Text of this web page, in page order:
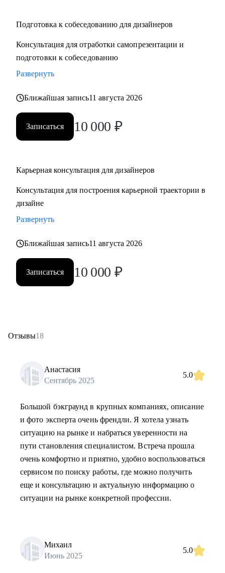
Подготовка к собеседованию для дизайнеров
Консультация для отработки самопрезентации и
подготовки к собеседованию
Развернуть
Ближайшая запись11 августа 2026
Записаться 10 000 ₽
Карьерная консультация для дизайнеров
Консультация для построения карьерной траектории в
дизайне
Развернуть
Ближайшая запись11 августа 2026
Записаться 10 000 ₽
Отзывы18
Анастасия
Сентябрь 2025
5.0
Большой бэкграунд в крупных компаниях, описание
и фото эксперта очень френдли. Я хотела узнать
ситуацию на рынке и набраться уверенности на
пути становления специалистом. Встреча прошла
очень комфортно и приятно, удобно воспользоваться
сервисом по поиску работы, где можно получить
еще и консультацию и актуальную информацию о
ситуации на рынке конкретной профессии.
Михаил
Июнь 2025
5.0